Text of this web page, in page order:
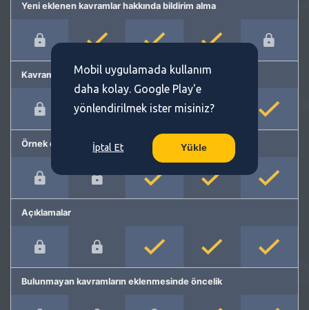
Yeni eklenen kavramlar hakkında bildirim alma
Kavram önerme
Örnek cümleler
Açıklamalar
Bulunmayan kavramların eklenmesinde öncelik
Mobil uygulamada kullanım
daha kolay. Google Play'e
yönlendirilmek ister misiniz?
İptal Et Yükle